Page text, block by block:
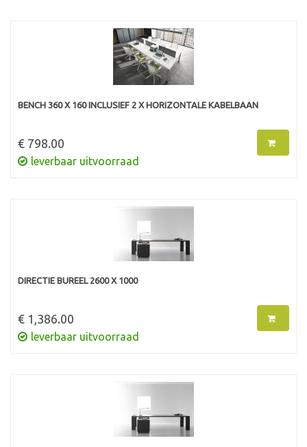
BENCH 360 X 160 INCLUSIEF 2 X HORIZONTALE KABELBAAN
€ 798.00
leverbaar uitvoorraad
DIRECTIE BUREEL 2600 X 1000
€ 1,386.00
leverbaar uitvoorraad